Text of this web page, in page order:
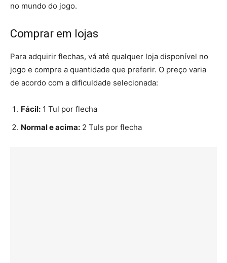
no mundo do jogo.
Comprar em lojas
Para adquirir flechas, vá até qualquer loja disponível no
jogo e compre a quantidade que preferir. O preço varia
de acordo com a dificuldade selecionada:
Fácil: 1 Tul por flecha
Normal e acima: 2 Tuls por flecha